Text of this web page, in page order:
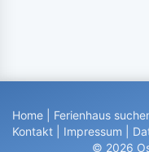
Home Ferienhaus
Kontakt
Impressum
© 2026